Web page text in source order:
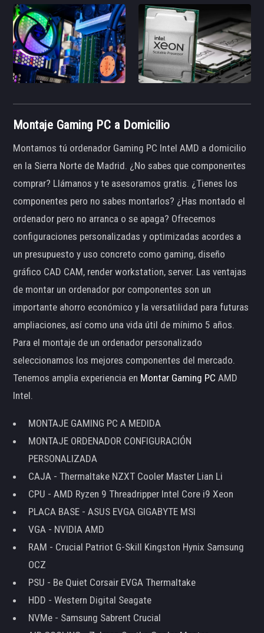
Montaje Gaming PC a Domicilio
Montamos tú ordenador Gaming PC Intel AMD a domicilio
en la Sierra Norte de Madrid. ¿No sabes que componentes
comprar? Llámanos y te asesoramos gratis. ¿Tienes los
componentes pero no sabes montarlos? ¿Has montado el
ordenador pero no arranca o se apaga? Ofrecemos
configuraciones personalizadas y optimizadas acordes a
un presupuesto y uso concreto como gaming, diseño
gráfico CAD CAM, render workstation, server. Las ventajas
de montar un ordenador por componentes son un
importante ahorro económico y la versatilidad para futuras
ampliaciones, así como una vida útil de mínimo 5 años.
Para el montaje de un ordenador personalizado
seleccionamos los mejores componentes del mercado.
Tenemos amplia experiencia en Montar Gaming PC AMD
Intel.
MONTAJE GAMING PC A MEDIDA
MONTAJE ORDENADOR CONFIGURACIÓN
PERSONALIZADA
CAJA - Thermaltake NZXT Cooler Master Lian Li
CPU - AMD Ryzen 9 Threadripper Intel Core i9 Xeon
PLACA BASE - ASUS EVGA GIGABYTE MSI
VGA - NVIDIA AMD
RAM - Crucial Patriot G-Skill Kingston Hynix Samsung
OCZ
PSU - Be Quiet Corsair EVGA Thermaltake
HDD - Western Digital Seagate
NVMe - Samsung Sabrent Crucial